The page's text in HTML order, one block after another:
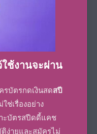
ใช้งานจะผ่าน
รบัตรกดเงินสดสปี
ช่เรื่องอย่าง
ะบัตรสปีดดี้แคช
ง่ายและสมัครไม่